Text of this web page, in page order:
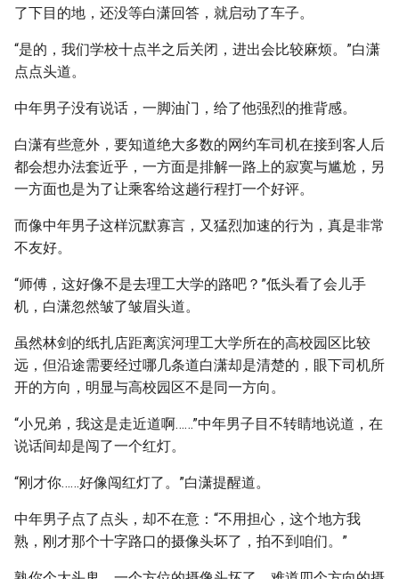
了下目的地，还没等白潇回答，就启动了车子。
“是的，我们学校十点半之后关闭，进出会比较麻烦。”白潇
点点头道。
中年男子没有说话，一脚油门，给了他强烈的推背感。
白潇有些意外，要知道绝大多数的网约车司机在接到客人后
都会想办法套近乎，一方面是排解一路上的寂寞与尴尬，另
一方面也是为了让乘客给这趟行程打一个好评。
而像中年男子这样沉默寡言，又猛烈加速的行为，真是非常
不友好。
“师傅，这好像不是去理工大学的路吧？”低头看了会儿手
机，白潇忽然皱了皱眉头道。
虽然林剑的纸扎店距离滨河理工大学所在的高校园区比较
远，但沿途需要经过哪几条道白潇却是清楚的，眼下司机所
开的方向，明显与高校园区不是同一方向。
“小兄弟，我这是走近道啊……”中年男子目不转睛地说道，在
说话间却是闯了一个红灯。
“刚才你……好像闯红灯了。”白潇提醒道。
中年男子点了点头，却不在意：“不用担心，这个地方我
熟，刚才那个十字路口的摄像头坏了，拍不到咱们。”